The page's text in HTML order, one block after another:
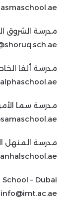
مدرسة الشروق
مدرسة ألفا
مدرسة سما
مدرسة المنهل
– Dubai
info@imt.ac.ae